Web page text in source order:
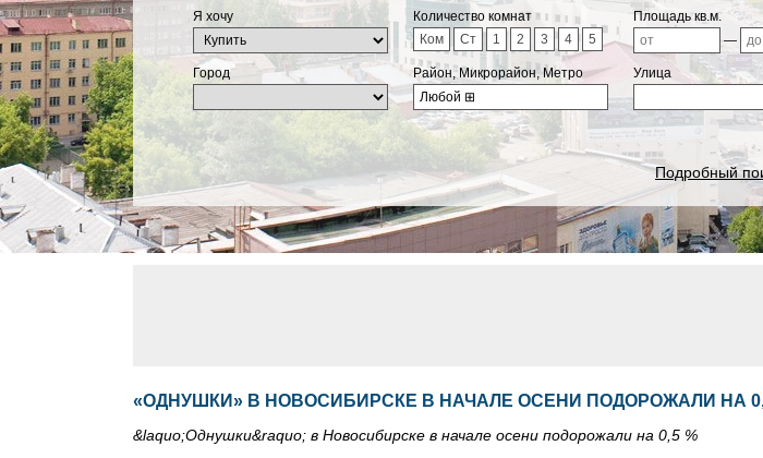
Я хочу
Количество комнат
Ком
Ст 1 2 3 4 5
Площадь кв.м.
—
Город
Район, Микрорайон, Метро
Любой ⊞
Улица
Подробный
«ОДНУШКИ» В НОВОСИБИРСКЕ В НАЧАЛЕ ОСЕНИ ПОДОРОЖАЛИ НА
&laquo;Однушки&raquo; в Новосибирске в начале осени подорожали на 0,5 %